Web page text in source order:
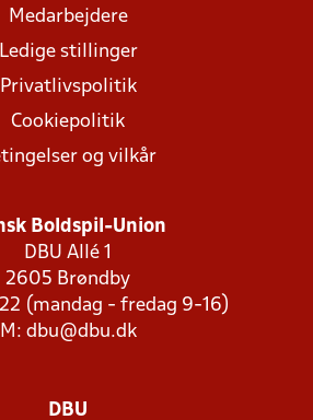
Medarbejdere
Ledige stillinger
Privatlivspolitik
Cookiepolitik
og vilkår
Boldspil-Union
DBU Allé 1
2605 Brøndby
(mandag - fredag 9-16)
M: dbu@dbu.dk
DBU